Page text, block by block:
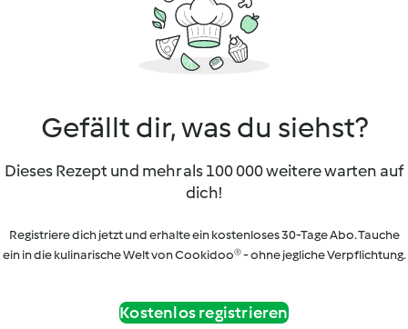
Gefällt dir, was du siehst?
Dieses Rezept und mehr als 100 000 weitere warten auf
dich!
Registriere dich jetzt und erhalte ein kostenloses 30-Tage Abo. Tauche
ein in die kulinarische Welt von Cookidoo® - ohne jegliche Verpflichtung.
Kostenlos registrieren